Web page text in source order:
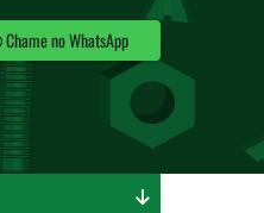
Chame no WhatsApp